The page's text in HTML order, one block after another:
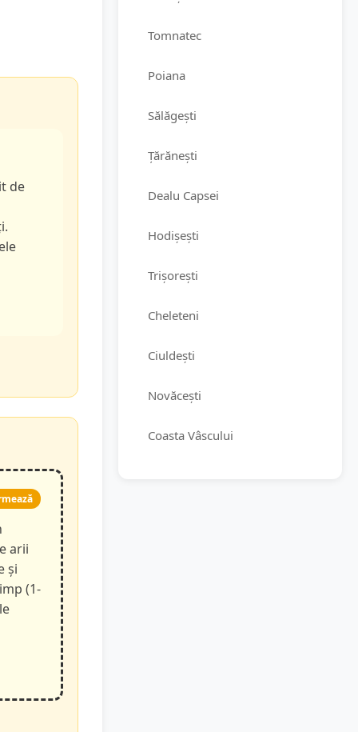
de
arii
și
(1-
Tomnatec
Poiana
Sălăgești
Țărănești
Dealu Capsei
Hodișești
Trișorești
Cheleteni
Ciuldești
Novăcești
Coasta Vâscului